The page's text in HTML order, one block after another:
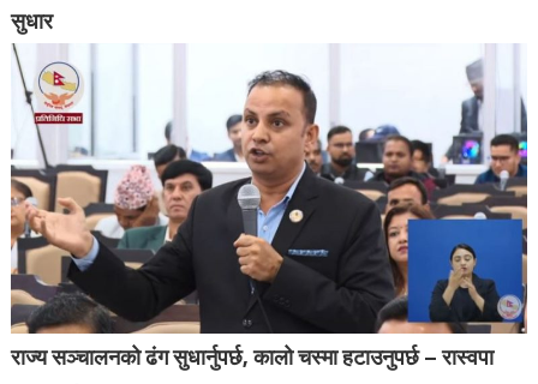
सुधार
राज्य सञ्चालनको ढंग सुधार्नुपर्छ, कालो चस्मा हटाउनुपर्छ – रास्वपा